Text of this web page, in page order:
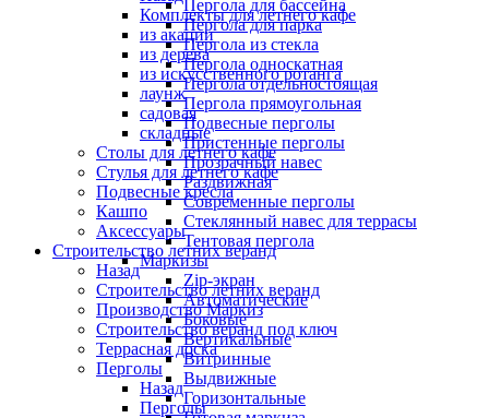
Пергола для бассейна
Пергола для парка
Пергола из стекла
Пергола односкатная
Пергола отдельностоящая
Пергола прямоугольная
Подвесные перголы
Пристенные перголы
Прозрачный навес
Раздвижная
Современные перголы
Стеклянный навес для террасы
Тентовая пергола
Маркизы
Zip-экран
Автоматические
Боковые
Вертикальные
Витринные
Выдвижные
Горизонтальные
Комплекты для летнего кафе
из акации
из дерева
из искусственного ротанга
лаунж
садовая
складные
Столы для летнего кафе
Стулья для летнего кафе
Подвесные кресла
Кашпо
Аксессуары
Строительство летних веранд
Назад
Строительство летних веранд
Производство Маркиз
Строительство веранд под ключ
Террасная доска
Перголы
Назад
Перголы